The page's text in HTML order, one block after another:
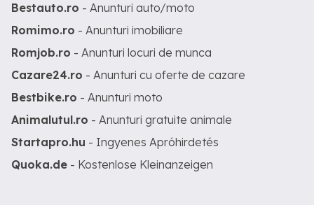
Bestauto.ro - Anunturi auto/moto
Romimo.ro - Anunturi imobiliare
Romjob.ro - Anunturi locuri de munca
Cazare24.ro - Anunturi cu oferte de cazare
Bestbike.ro - Anunturi moto
Animalutul.ro - Anunturi gratuite animale
Startapro.hu - Ingyenes Apróhirdetés
Quoka.de - Kostenlose Kleinanzeigen